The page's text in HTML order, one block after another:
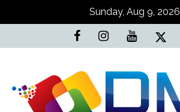
Sunday, Aug 9, 2026